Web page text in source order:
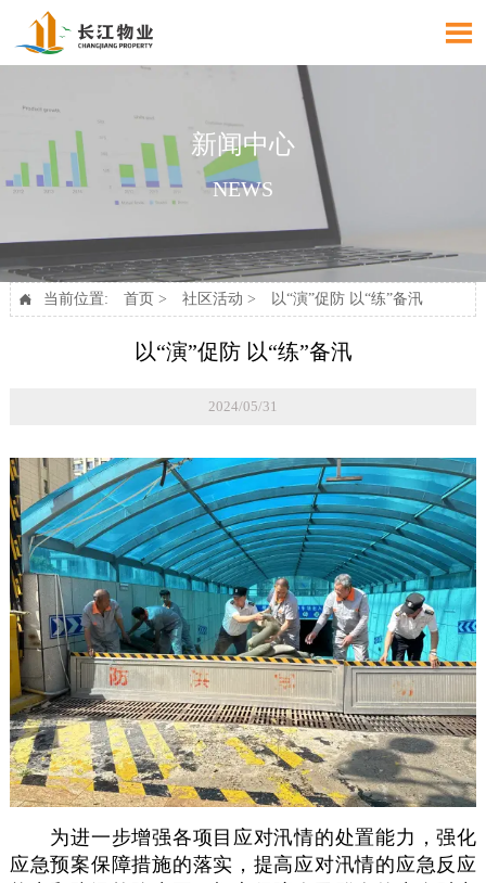

新闻中心
NEWS
 当前位置: 首页 > 社区活动 > 以“演”促防 以“练”备汛
以“演”促防 以“练”备汛
2024/05/31
为进一步增强各项目应对汛情的处置能力，强化
应急预案保障措施的落实，提高应对汛情的应急反应